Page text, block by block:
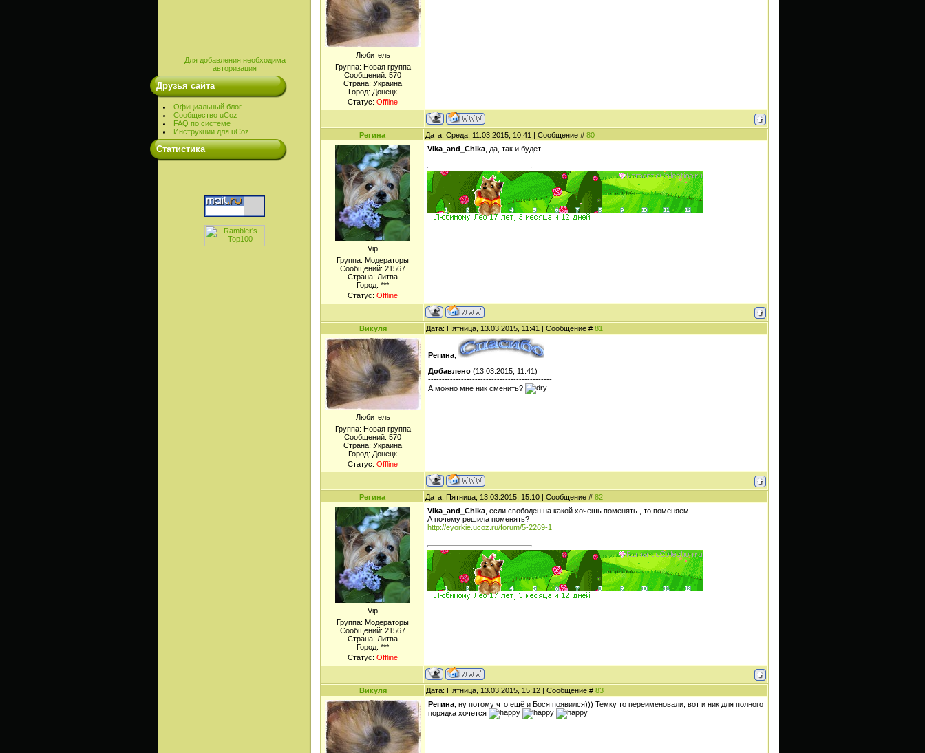
Для добавления необходима
авторизация
Друзья сайта
Официальный блог
Сообщество uCoz
FAQ по системе
Инструкции для uCoz
Cтатистика
Любитель
Группа: Новая группа
Сообщений: 570
Страна: Украина
Город: Донецк
Статус: Offline
Регина Дата: Среда, 11.03.2015, 10:41 | Сообщение # 80
Viр
Группа: Модераторы
Сообщений: 21567
Страна: Литва
Город: ***
Статус: Offline
Vika_and_Chika , да, так и будет
Викуля Дата: Пятница, 13.03.2015, 11:41 | Сообщение # 81
Любитель
Группа: Новая группа
Сообщений: 570
Страна: Украина
Город: Донецк
Статус: Offline
Регина
Добавлено (13.03.2015, 11:41)
---------------------------------------------
А можно мне ник сменить?
Регина Дата: Пятница, 13.03.2015, 15:10 | Сообщение # 82
Viр
Группа: Модераторы
Сообщений: 21567
Страна: Литва
Город: ***
Статус: Offline
Vika_and_Chika , если свободен на какой хочешь поменять , то поменяем
А почему решила поменять?
http://eyorkie.ucoz.ru/forum/5-2269-1
Викуля Дата: Пятница, 13.03.2015, 15:12 | Сообщение # 83
Регина , ну потому что ещё и Бося появился))) Темку то переименовали, вот и ник для полного
порядка хочется